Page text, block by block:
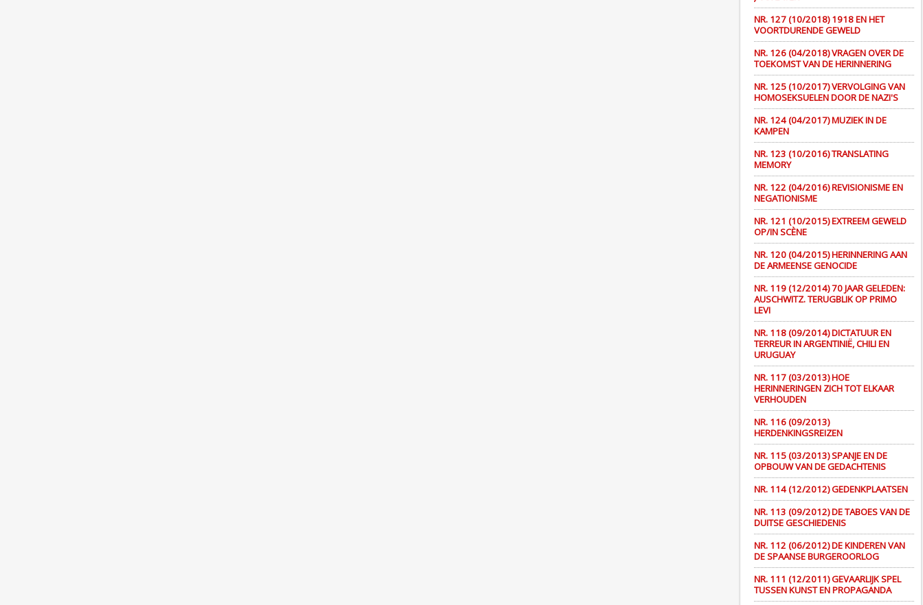
NR. 127 (10/2018) 1918 EN HET
VOORTDURENDE GEWELD
NR. 126 (04/2018) VRAGEN OVER DE
TOEKOMST VAN DE HERINNERING
NR. 125 (10/2017) VERVOLGING VAN
HOMOSEKSUELEN DOOR DE NAZI'S
NR. 124 (04/2017) MUZIEK IN DE
KAMPEN
NR. 123 (10/2016) TRANSLATING
MEMORY
NR. 122 (04/2016) REVISIONISME EN
NEGATIONISME
NR. 121 (10/2015) EXTREEM GEWELD
OP/IN SCÈNE
NR. 120 (04/2015) HERINNERING AAN
DE ARMEENSE GENOCIDE
NR. 119 (12/2014) 70 JAAR GELEDEN:
AUSCHWITZ. TERUGBLIK OP PRIMO
LEVI
NR. 118 (09/2014) DICTATUUR EN
TERREUR IN ARGENTINIË, CHILI EN
URUGUAY
NR. 117 (03/2013) HOE
HERINNERINGEN ZICH TOT ELKAAR
VERHOUDEN
NR. 116 (09/2013)
HERDENKINGSREIZEN
NR. 115 (03/2013) SPANJE EN DE
OPBOUW VAN DE GEDACHTENIS
NR. 114 (12/2012) GEDENKPLAATSEN
NR. 113 (09/2012) DE TABOES VAN DE
DUITSE GESCHIEDENIS
NR. 112 (06/2012) DE KINDEREN VAN
DE SPAANSE BURGEROORLOG
NR. 111 (12/2011) GEVAARLIJK SPEL
TUSSEN KUNST EN PROPAGANDA